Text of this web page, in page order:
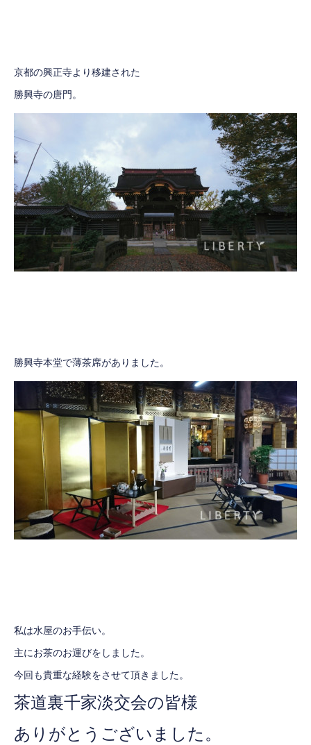
京都の興正寺より移建された
勝興寺の唐門。
勝興寺本堂で薄茶席がありました。
私は水屋のお手伝い。
主にお茶のお運びをしました。
今回も貴重な経験をさせて頂きました。
茶道裏千家淡交会の皆様
ありがとうございました。